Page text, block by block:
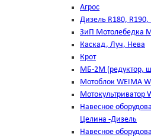
Агрос
Дизель R180, R190,
ЗиП Мотолебедка
Каскад, Луч, Нева
Крот
МБ-2М (редуктор,
Мотоблок WEIMA
Мотокультриватор
Навесное
Целина -Дизель
Навесное